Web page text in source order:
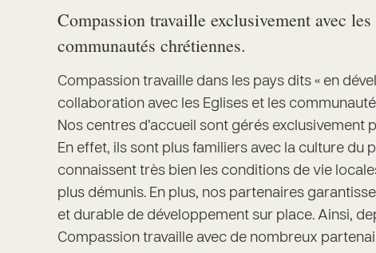
Compassion travaille exclusivement avec
communautés chrétiennes.
Compassion travaille dans les pays dits « en
collaboration avec les Eglises et les
Nos centres d’accueil sont gérés exclusivement
En effet, ils sont plus familiers avec la culture du
connaissent très bien les conditions de vie
plus démunis. En plus, nos partenaires
et durable de développement sur place. Ainsi,
Compassion travaille avec de nombreux